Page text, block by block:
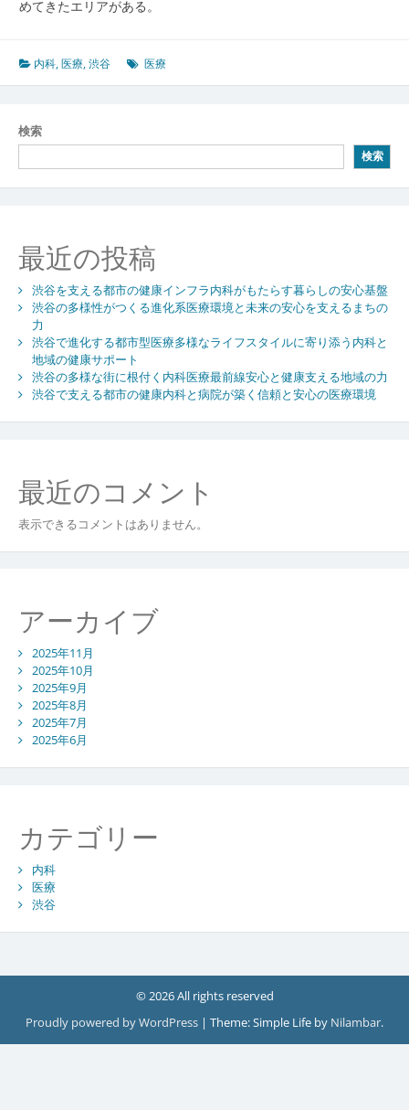
めてきたエリアがある。
内科,医療,渋谷 医療
検索
検索
最近の投稿
渋谷を支える都市の健康インフラ内科がもたらす暮らしの安心基盤
渋谷の多様性がつくる進化系医療環境と未来の安心を支えるまちの
力
渋谷で進化する都市型医療多様なライフスタイルに寄り添う内科と
地域の健康サポート
渋谷の多様な街に根付く内科医療最前線安心と健康支える地域の力
渋谷で支える都市の健康内科と病院が築く信頼と安心の医療環境
最近のコメント
表示できるコメントはありません。
アーカイブ
2025年11月
2025年10月
2025年9月
2025年8月
2025年7月
2025年6月
カテゴリー
内科
医療
渋谷
© 2026 All rights reserved
Proudly powered by WordPress | Theme: Simple Life by Nilambar.